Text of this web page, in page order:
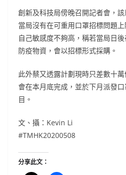
創新及科技局傍晚召開記者會，
當局沒有在可重用口罩招標問題
自己敏感度不夠高，稱若當局日
防疫物資，會以招標形式採購。
此外蔡又透露計劃現時只差數十
會在本月底完成，並於下月派發
目。
文、攝：Kevin Li
#TMHK20200508
分享此文：